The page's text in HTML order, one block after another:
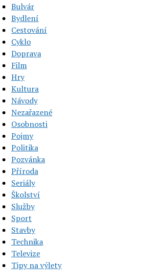
Bulvár
Bydlení
Cestování
Cyklo
Doprava
Film
Hry
Kultura
Návody
Nezařazené
Osobnosti
Pojmy
Politika
Pozvánka
Příroda
Seriály
Školství
Služby
Sport
Stavby
Technika
Televize
Tipy na výlety